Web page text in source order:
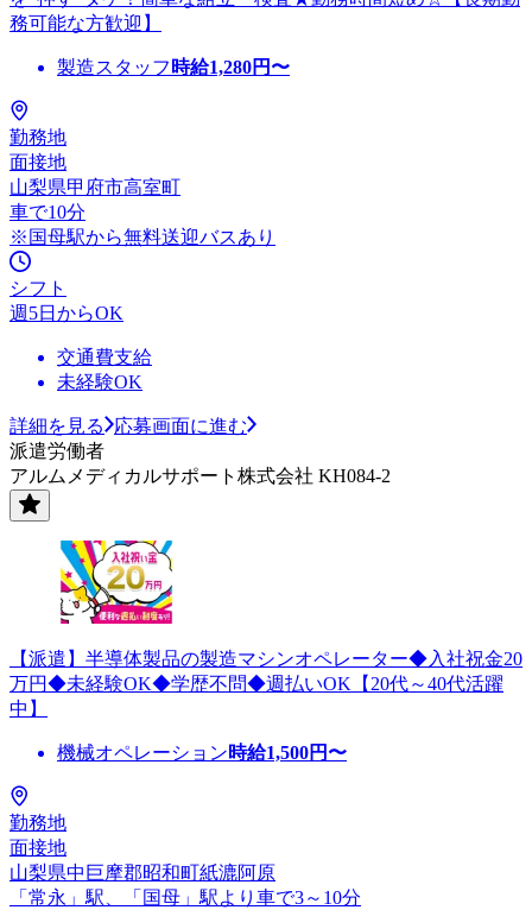
務可能な方歓迎】
製造スタッフ 時給1,280円〜
勤務地
面接地
山梨県甲府市高室町
車で10分
※国母駅から無料送迎バスあり
シフト
週5日からOK
交通費支給
未経験OK
詳細を見る
応募画面に進む
派遣労働者
アルムメディカルサポート株式会社 KH084-2
【派遣】半導体製品の製造マシンオペレーター◆入社祝金20
万円◆未経験OK◆学歴不問◆週払いOK【20代～40代活躍
中】
機械オペレーション時給1,500円〜
勤務地
面接地
山梨県中巨摩郡昭和町紙漉阿原
「常永」駅、「国母」駅より車で3～10分